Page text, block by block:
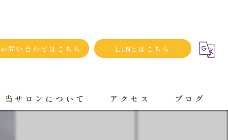
お問い合わせはこちら LINEはこちら
当サロンについて アクセス ブログ